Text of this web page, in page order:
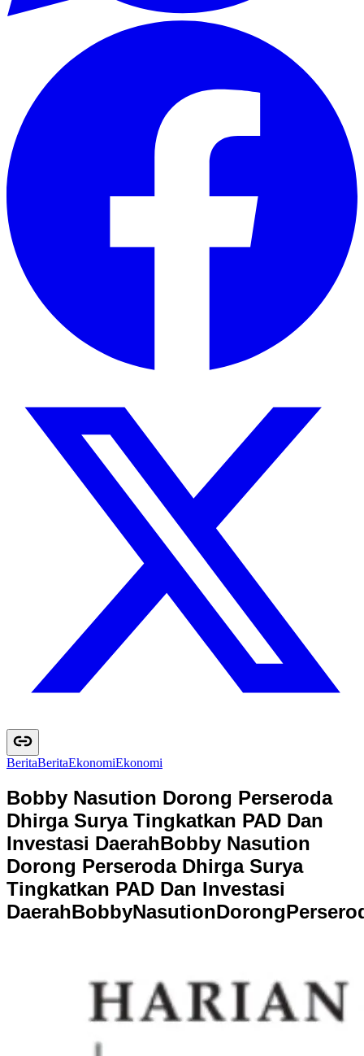
BeritaBeritaEkonomiEkonomi
Bobby Nasution Dorong Perseroda
Dhirga Surya Tingkatkan PAD Dan
Investasi DaerahBobby Nasution
Dorong Perseroda Dhirga Surya
Tingkatkan PAD Dan Investasi
DaerahBobbyNasutionDorongPersero